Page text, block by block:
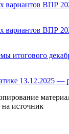
вариантов ВПР
вариантов ВПР
итогового
13.12.2025 —
источник